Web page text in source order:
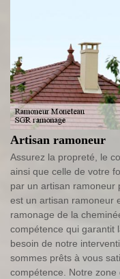
Artisan ramoneur
Assurez la propreté, le
ainsi que celle de votre
par un artisan ramoneur
est un artisan ramoneur
ramonage de la
compétence qui garantit
besoin de notre
sommes prêts à vous
compétence. Notre zone